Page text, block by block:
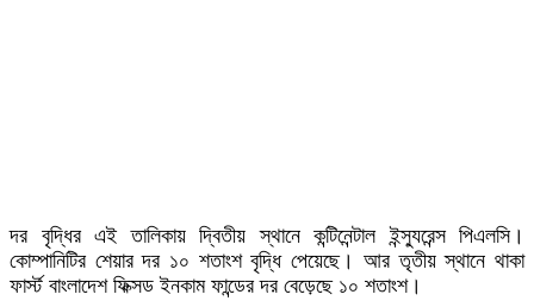
দর বৃদ্ধির এই তালিকায় দ্বিতীয় স্থানে কন্টিনেন্টাল ইন্স্যুরেন্স পিএলসি।
কোম্পানিটির শেয়ার দর ১০ শতাংশ বৃদ্ধি পেয়েছে। আর তৃতীয় স্থানে থাকা
ফার্স্ট বাংলাদেশ ফিক্সড ইনকাম ফান্ডের দর বেড়েছে ১০ শতাংশ।